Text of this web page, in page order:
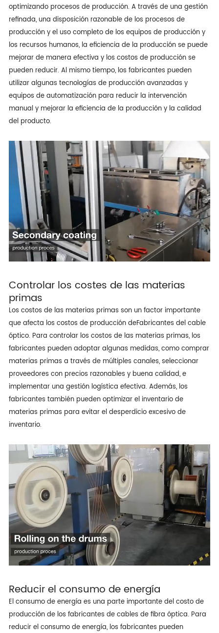
optimizando procesos de producción. A través de una gestión
refinada, una disposición razonable de los procesos de
producción y el uso completo de los equipos de producción y
los recursos humanos, la eficiencia de la producción se puede
mejorar de manera efectiva y los costos de producción se
pueden reducir. Al mismo tiempo, los fabricantes pueden
utilizar algunas tecnologías de producción avanzadas y
equipos de automatización para reducir la intervención
manual y mejorar la eficiencia de la producción y la calidad
del producto.
Controlar los costes de las materias
primas
Los costos de las materias primas son un factor importante
que afecta los costos de producción deFabricantes del cable
óptico. Para controlar los costos de las materias primas, los
fabricantes pueden adoptar algunas medidas, como comprar
materias primas a través de múltiples canales, seleccionar
proveedores con precios razonables y buena calidad, e
implementar una gestión logística efectiva. Además, los
fabricantes también pueden optimizar el inventario de
materias primas para evitar el desperdicio excesivo de
inventario.
Reducir el consumo de energía
El consumo de energía es una parte importante del costo de
producción de los fabricantes de cables de fibra óptica. Para
reducir el consumo de energía, los fabricantes pueden